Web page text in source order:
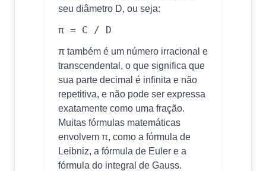
seu diâmetro D, ou seja:
π = C / D
π também é um número irracional e
transcendental, o que significa que
sua parte decimal é infinita e não
repetitiva, e não pode ser expressa
exatamente como uma fração.
Muitas fórmulas matemáticas
envolvem π, como a fórmula de
Leibniz, a fórmula de Euler e a
fórmula do integral de Gauss.